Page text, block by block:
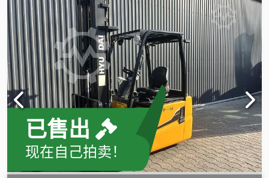
已售出
现在自己拍卖！